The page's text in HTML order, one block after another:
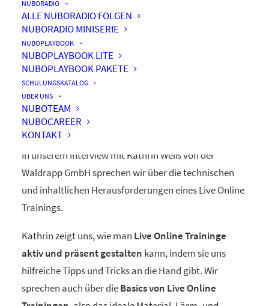
NUBORADIO
ALLE NUBORADIO FOLGEN
NUBORADIO MINISERIE
NUBOPLAYBOOK
NUBOPLAYBOOK LITE
NUBOPLAYBOOK PAKETE
SCHULUNGSKATALOG
ÜBER UNS
NUBOTEAM
NUBOCAREER
KONTAKT
Live Online Traininge –
selber klicken macht schlau
In unserem Interview mit Kathrin Weiß von der
Waldrapp GmbH sprechen wir über die technischen
und inhaltlichen Herausforderungen eines Live Online
Trainings.
Kathrin zeigt uns, wie man Live Online Traininge
aktiv und präsent gestalten kann, indem sie uns
hilfreiche Tipps und Tricks an die Hand gibt. Wir
sprechen auch über dieBasics von Live Online